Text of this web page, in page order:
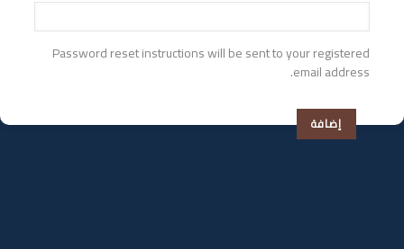
Password reset instructions will be sent to your registered
email address.